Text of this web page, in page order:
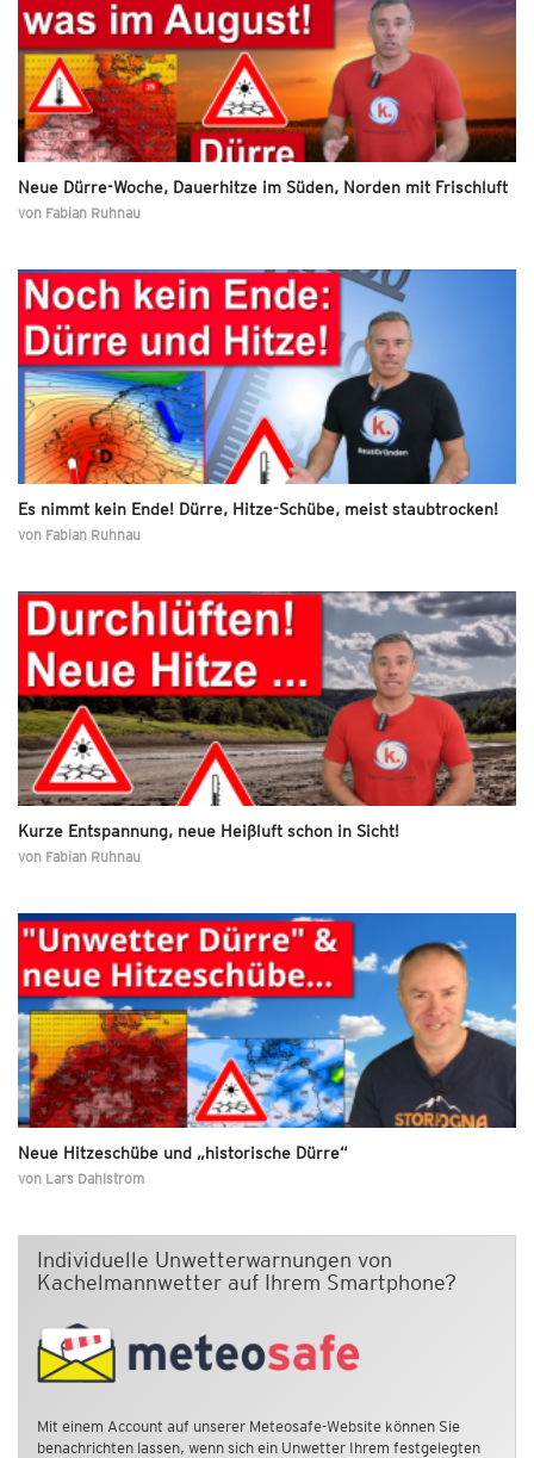
Neue Dürre-Woche, Dauerhitze im Süden, Norden mit Frischluft
von Fabian Ruhnau
Es nimmt kein Ende! Dürre, Hitze-Schübe, meist staubtrocken!
von Fabian Ruhnau
Kurze Entspannung, neue Heißluft schon in Sicht!
von Fabian Ruhnau
Neue Hitzeschübe und „historische Dürre“
von Lars Dahlstrom
Individuelle Unwetterwarnungen von
Kachelmannwetter auf Ihrem Smartphone?
Mit einem Account auf unserer Meteosafe-Website können Sie
benachrichten lassen, wenn sich ein Unwetter Ihrem festgelegten